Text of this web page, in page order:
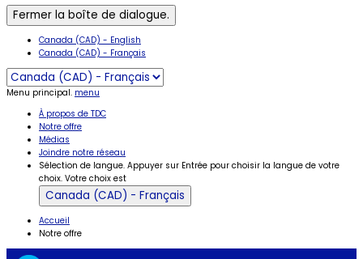
Fermer la boîte de dialogue.
Canada (CAD) - English
Canada (CAD) - Français
Menu principal. menu
À propos de TDC
Notre offre
Médias
Joindre notre réseau
Sélection de langue. Appuyer sur Entrée pour choisir la langue de votre
choix. Votre choix est
Canada (CAD) - Français
Accueil
Notre offre